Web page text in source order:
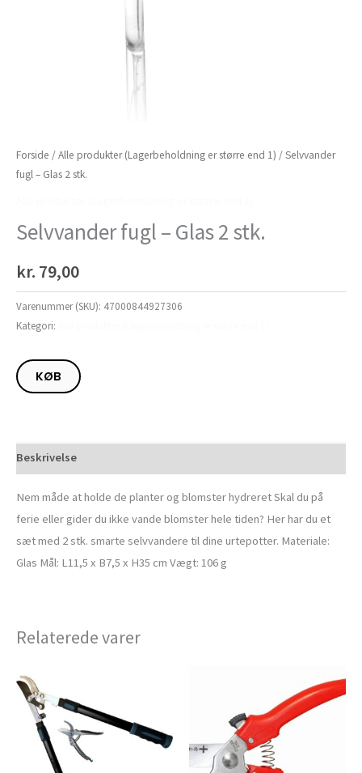
Forside /Alle produkter (Lagerbeholdning er større end 1) / Selvvander
fugl – Glas 2 stk.
Selvvander fugl – Glas 2 stk.
kr. 79,00
Varenummer (SKU): 47000844927306
Kategori:
KØB
Beskrivelse
Nem måde at holde de planter og blomster hydreret Skal du på
ferie eller gider du ikke vande blomster hele tiden? Her har du et
sæt med 2 stk. smarte selvvandere til dine urtepotter. Materiale:
Glas Mål: L11,5 x B7,5 x H35 cm Vægt: 106 g
Relaterede varer